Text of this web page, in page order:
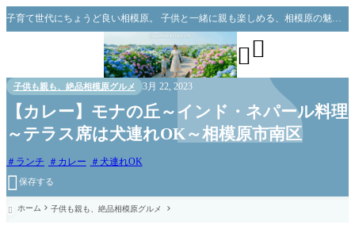
子供も親も、絶品相模原グルメ 3月 22, 2023
【カレー】モナの丘～インド・ネパール料理
～テラス席は犬連れOK～相模原市南区
ランチ カレー 犬連れOK
 保存する
子育て世代にちょうど良い相模原。 子供と一緒に親も楽しめる、相模原の魅力をお伝えできればと思っています。

 ホーム 子供も親も、絶品相模原グルメ